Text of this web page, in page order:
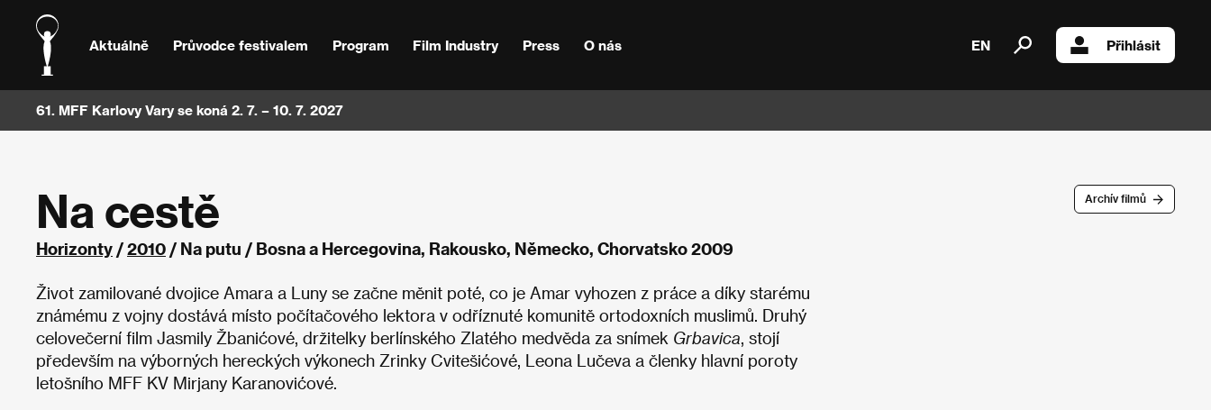
Aktuálně Průvodce festivalem Program Film Industry Press O nás EN Přihlásit
61. MFF Karlovy Vary se koná 2. 7. – 10. 7. 2027
Archív filmů
Na cestě
Horizonty /2010 / Na putu / Bosna a Hercegovina, Rakousko, Německo, Chorvatsko 2009
Život zamilované dvojice Amara a Luny se začne měnit poté, co je Amar vyhozen z práce a díky starému
známému z vojny dostává místo počítačového lektora v odříznuté komunitě ortodoxních muslimů. Druhý
celovečerní film Jasmily Žbanićové, držitelky berlínského Zlatého medvěda za snímek Grbavica , stojí
především na výborných hereckých výkonech Zrinky Cvitešićové, Leona Lučeva a členky hlavní poroty
letošního MFF KV Mirjany Karanovićové.